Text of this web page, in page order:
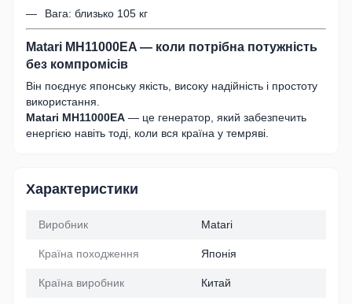
Вага: близько 105 кг
Matari MH11000EA — коли потрібна потужність
без компромісів
Він поєднує японську якість, високу надійність і простоту
використання.
Matari MH11000EA — це генератор, який забезпечить
енергією навіть тоді, коли вся країна у темряві.
Характеристики
Виробник Matari
Країна походження Японія
Країна виробник Китай